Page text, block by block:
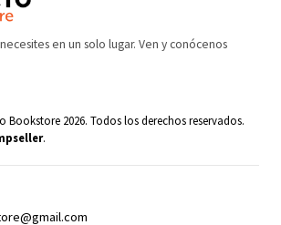
en un solo lugar. Ven y conócenos
Bookstore 2026. Todos los derechos reservados.
.